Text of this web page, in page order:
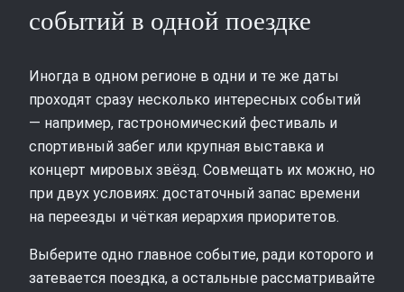
событий в одной поездке
Иногда в одном регионе в одни и те же даты
проходят сразу несколько интересных событий
— например, гастрономический фестиваль и
спортивный забег или крупная выставка и
концерт мировых звёзд. Совмещать их можно, но
при двух условиях: достаточный запас времени
на переезды и чёткая иерархия приоритетов.
Выберите одно главное событие, ради которого и
затевается поездка, а остальные рассматривайте